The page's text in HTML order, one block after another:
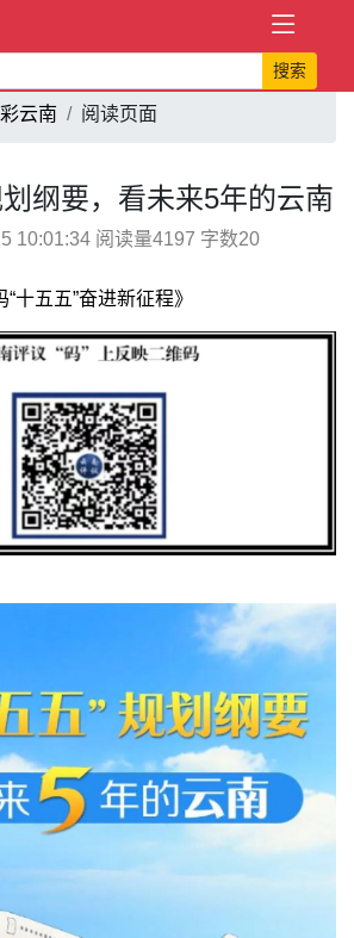
搜索
云南 阅读页面
划纲要，看未来5年的云南
10:01:34 阅读量4197 字数20
十五五”奋进新征程》